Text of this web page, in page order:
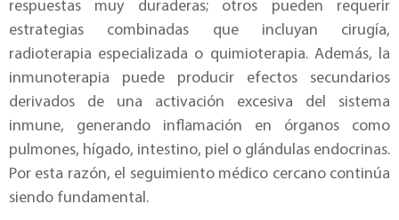
respuestas muy duraderas; otros pueden requerir
estrategias combinadas que incluyan cirugía,
radioterapia especializada o quimioterapia. Además, la
inmunoterapia puede producir efectos secundarios
derivados de una activación excesiva del sistema
inmune, generando inflamación en órganos como
pulmones, hígado, intestino, piel o glándulas endocrinas.
Por esta razón, el seguimiento médico cercano continúa
siendo fundamental.